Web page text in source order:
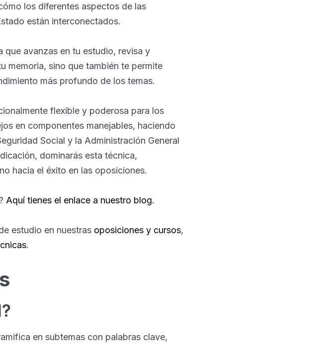
los diferentes aspectos de las
están interconectados.
que avanzas en tu estudio, revisa y
memoria, sino que también te permite
más profundo de los temas.
flexible y poderosa para los
en componentes manejables, haciendo
Social y la Administración General
dominarás esta técnica,
hacia el éxito en las oposiciones.
Aquí tienes el enlace a nuestro blog.
estudio en nuestras oposiciones y cursos,
.
en subtemas con palabras clave,